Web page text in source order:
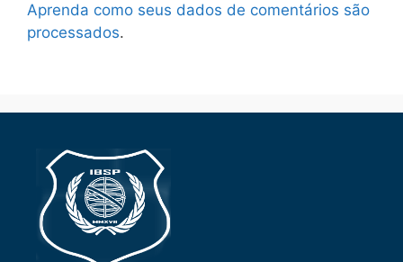
Aprenda como seus dados de comentários são
processados.